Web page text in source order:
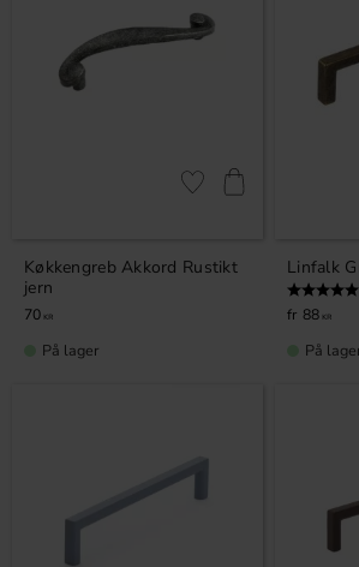
Køkkengreb Akkord Rustikt
jern
70 KR
Gem som favorit
På lager
Linfalk
Vurdering:
88 KR
På